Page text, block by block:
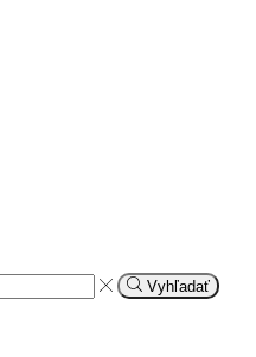
Vyhľadať